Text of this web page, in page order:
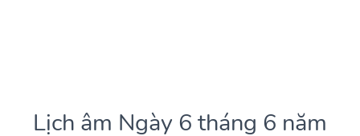
Lịch âm Ngày 6 tháng 6 năm